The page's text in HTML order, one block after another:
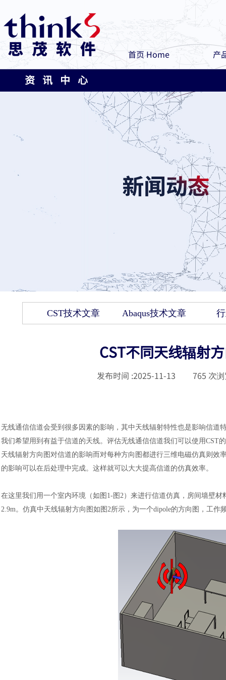
首页 Home 产
资 讯 中 心
CST技术文章 Abaqus技术文章
CST不同天线辐射
发布时间 :2025-11-13 765 次
无线通信信道会受到很多因素的影响，其中天线辐射特性也是影响信
我们希望用到有益于信道的天线。评估无线通信信道我们可以使用CST
天线辐射方向图对信道的影响而对每种方向图都进行三维电磁仿真则
的影响可以在后处理中完成。这样就可以大大提高信道的仿真效率。
在这里我们用一个室内环境（如图 1-图2）来进行信道仿真，房间墙壁材
2.9m。仿真中天线辐射方向图如图2所示，为一个dipole的方向图，工作